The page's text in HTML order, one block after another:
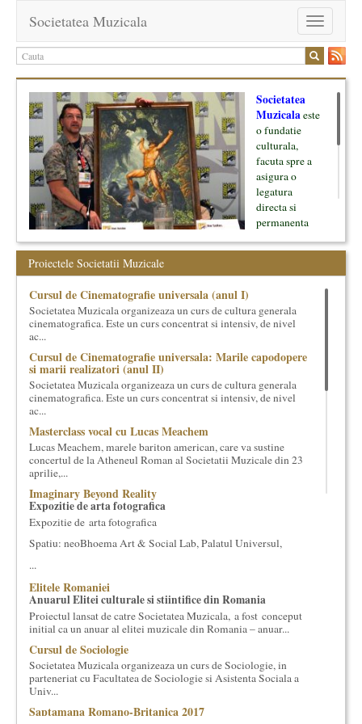
Toggle
navigation
Societatea Muzicala
Societatea
Muzicalaeste
o fundatie
culturala,
facuta spre a
asigura o
legatura
directa si
permanenta
oamenii ei, pe
inceput cu muzica clasica - si de aici numele -, insa acum
dezvoltam proiecte si in alte domenii ale culturii.
Facem management cultural, dezvoltam si administram proiecte
proprii sau preluate, modele si sisteme de finantare, marketing
cultural si consultanta. Organizam concursuri, concerte si
evenimente culturale, private sau publice, tinem cursuri de
cultura generala muzicala, teatrala, filosofica si de alte feluri.
cei care il finantateaza sunt in rubricile de mai jos.
Proiectele Societatii Muzicale
Cursul de Cinematografie universala (anul I)
Societatea Muzicala organizeaza un curs de cultura generala
cinematografica. Este un curs concentrat si intensiv, de nivel
ac...
Cursul de Cinematografie universala: Marile capodopere
si marii realizatori (anul II)
Societatea Muzicala organizeaza un curs de cultura generala
cinematografica. Este un curs concentrat si intensiv, de nivel
ac...
Masterclass vocal cu Lucas Meachem
Lucas Meachem, marele bariton american, care va sustine
concertul de la Atheneul Roman al Societatii Muzicale din 23
aprilie,...
Imaginary Beyond Reality
Expozitie de arta fotografica
Expozitie de arta fotografica
Spatiu: neoBhoema Art & Social Lab, Palatul Universul,
...
Elitele Romaniei
Anuarul Elitei culturale si stiintifice din Romania
Proiectul lansat de catre Societatea Muzicala, a fost conceput
initial ca un anuar al elitei muzicale din Romania – anuar...
Cursul de Sociologie
Societatea Muzicala organizeaza un curs de Sociologie, in
parteneriat cu Facultatea de Sociologie si Asistenta Sociala a
Univ...
Saptamana Romano-Britanica 2017